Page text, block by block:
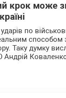
крок може
по
Таку думку
Андрій